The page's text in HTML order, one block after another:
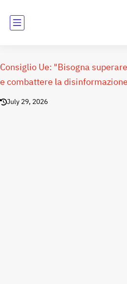
Consiglio Ue: "Bisogna
e combattere la
July 29, 2026